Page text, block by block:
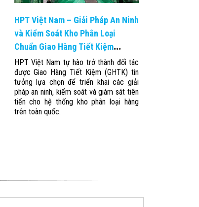
HPT Việt Nam – Giải Pháp An Ninh
và Kiểm Soát Kho Phân Loại
Chuẩn Giao Hàng Tiết Kiệm
(GHTK)
HPT Việt Nam tự hào trở thành đối tác
được Giao Hàng Tiết Kiệm (GHTK) tin
tưởng lựa chọn để triển khai các giải
pháp an ninh, kiểm soát và giám sát tiên
tiến cho hệ thống kho phân loại hàng
trên toàn quốc.